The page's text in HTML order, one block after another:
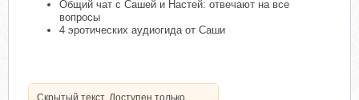
Общий чат с Сашей и Настей: отвечают на все
вопросы
4 эротических аудиогида от Саши
Скрытый текст. Доступен только